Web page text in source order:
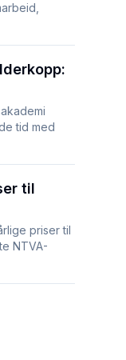
tid med
til
priser til
NTVA-